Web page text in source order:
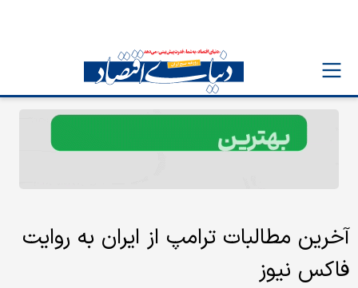
آخرین مطالبات ترامپ از ایران به روایت
فاکس نیوز